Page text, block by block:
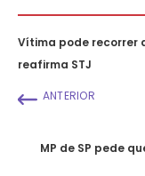
Vítima pode recorrer
reafirma STJ
ANTERIOR
MP de SP pede